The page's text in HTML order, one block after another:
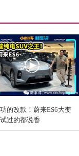
的改款！蔚来ES6大变
过的都说香